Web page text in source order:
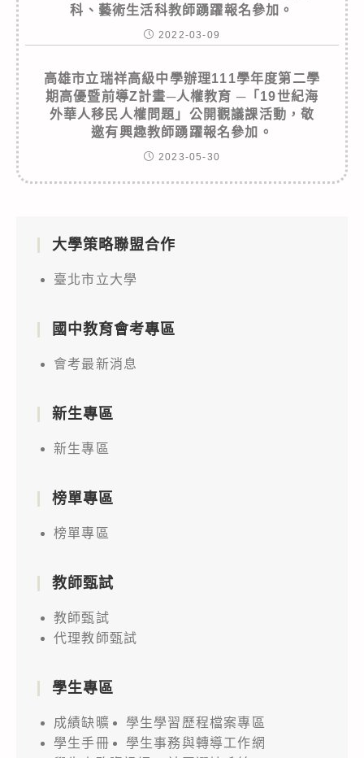
科、藝術生活科教師踴躍報名參加。
2022-03-09
高雄市立瑞祥高級中學辦理111學年度第二學
期高優暨前導Z計畫─人權教育 ─「19世紀海
外華人移民人權問題」公開觀議課活動，敬
邀有興趣教師踴躍報名參加。
2023-05-30
大學策略聯盟合作
臺北市立大學
國中教育會考專區
會考最新消息
新生專區
新生專區
榜單專區
榜單專區
教師甄試
教師甄試
代理教師甄試
學生專區
成績缺曠
學生學習歷程檔案專區
學生手冊
學生事務與轉導工作網